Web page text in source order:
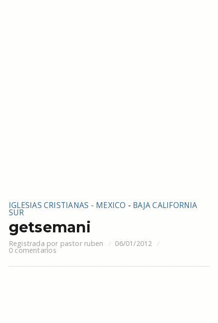
IGLESIAS CRISTIANAS - MEXICO - BAJA CALIFORNIA
SUR
getsemani
Registrada por pastor ruben 06/01/2012
0 comentarios